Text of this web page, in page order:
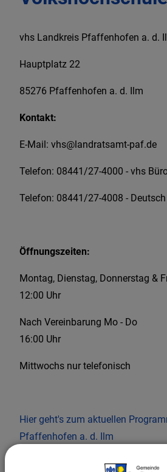
vhs Landkreis Pfaffenhofen a. d.
Hauptplatz 22
85276 Pfaffenhofen a. d. Ilm
Kontakt:
E-Mail: vhs@landratsamt-paf.de
Telefon: 08441/27-4000 - vhs
Telefon: 08441/27-4008 -
Öffnungszeiten:
Montag, Dienstag, Donnerstag
12:00 Uhr
Nach Vereinbarung Mo
16:00 Uhr
Mittwochs nur telefonisch
Hier geht's zum aktuellen
Pfaffenhofen a. d. Ilm